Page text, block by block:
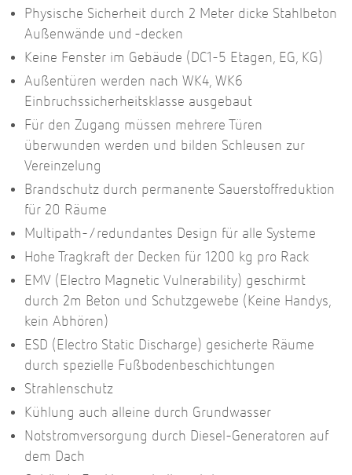
Physische Sicherheit durch 2 Meter dicke Stahlbeton
Außenwände und -decken
Keine Fenster im Gebäude (DC1-5 Etagen, EG, KG)
Außentüren werden nach WK4, WK6
Einbruchssicherheitsklasse ausgebaut
Für den Zugang müssen mehrere Türen
überwunden werden und bilden Schleusen zur
Vereinzelung
Brandschutz durch permanente Sauerstoffreduktion
für 20 Räume
Multipath-/redundantes Design für alle Systeme
Hohe Tragkraft der Decken für 1200 kg pro Rack
EMV (Electro Magnetic Vulnerability) geschirmt
durch 2m Beton und Schutzgewebe (Keine Handys,
kein Abhören)
ESD (Electro Static Discharge) gesicherte Räume
durch spezielle Fußbodenbeschichtungen
Strahlenschutz
Kühlung auch alleine durch Grundwasser
Notstromversorgung durch Diesel-Generatoren auf
dem Dach